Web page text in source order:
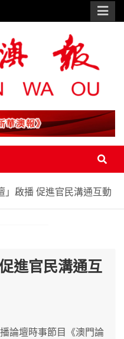
」啟播 促進官民溝通互動
進官民溝通互
論壇時事節目《澳門論